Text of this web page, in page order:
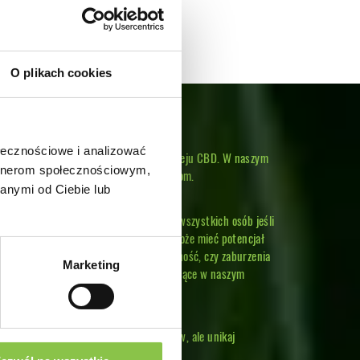
O plikach cookies
i analizować
społecznościowym,
od Ciebie lub
Marketing
Zasada ta dotyczy również oleju CBD. W naszym
będzie odpowiadał Twoim potrzebom.
stosowany jako suplement diety, dla wszystkich osób jeśli
śmiało powiedzieć, że roślina ta może mieć potencjał
Alzheimera, cierpiących na bezsenność, czy zaburzenia
procesy życiowe, zachodzące w naszym
również dodać go do potraw, i napojów, ale unikaj